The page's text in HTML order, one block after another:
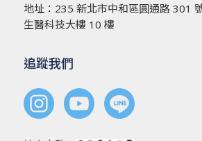
地址： 235 新北市中和區圓通路 301
生醫科技大樓 10 樓
追蹤我們